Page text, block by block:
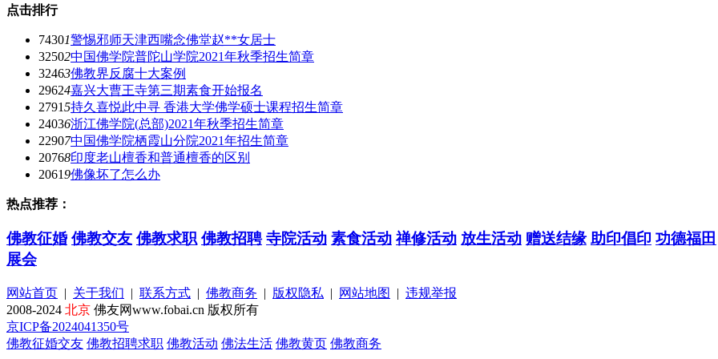
点击排行
74301警惕邪师天津西嘴念佛堂赵**女居士
32502中国佛学院普陀山学院2021年秋季招生简章
32463佛教界反腐十大案例
29624嘉兴大曹王寺第三期素食开始报名
27915持久喜悦此中寻 香港大学佛学硕士课程招生简章
24036浙江佛学院(总部)2021年秋季招生简章
22907中国佛学院栖霞山分院2021年招生简章
20768印度老山檀香和普通檀香的区别
20619佛像坏了怎么办
热点推荐：
佛教征婚 佛教交友 佛教求职 佛教招聘 寺院活动 素食活动 禅修活动 放生活动 赠送结缘 助印倡印 功德福田
展会
网站首页 | 关于我们 | 联系方式 | 佛教商务 | 版权隐私 | 网站地图 | 违规举报
2008-2024 北京 佛友网www.fobai.cn 版权所有
京ICP备2024041350号
佛教征婚交友 佛教招聘求职 佛教活动 佛法生活 佛教黄页 佛教商务